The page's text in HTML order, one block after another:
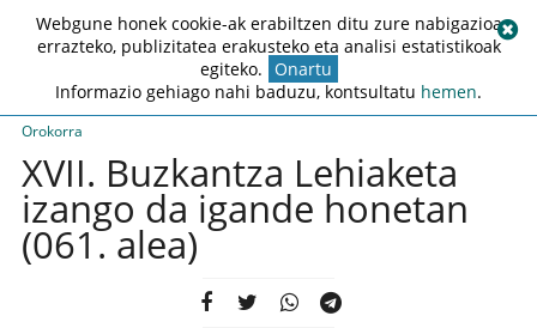
Orokorra
XVII. Buzkantza Lehiaketa
izango da igande honetan
(061. alea)
Webgune honek cookie-ak erabiltzen ditu zure nabigazioa
errazteko, publizitatea erakusteko eta analisi estatistikoak
egiteko. Onartu
Informazio gehiago nahi baduzu, kontsultatu hemen.